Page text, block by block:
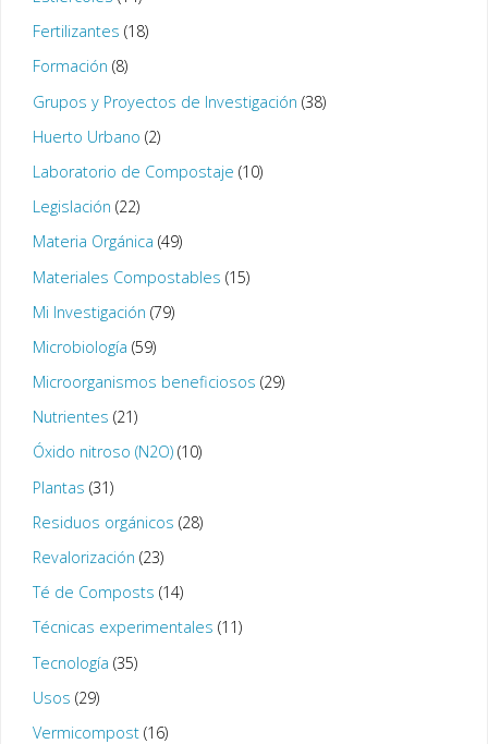
Fertilizantes (18)
Formación (8)
Grupos y Proyectos de Investigación (38)
Huerto Urbano (2)
Laboratorio de Compostaje (10)
Legislación (22)
Materia Orgánica (49)
Materiales Compostables (15)
Mi Investigación (79)
Microbiología (59)
Microorganismos beneficiosos (29)
Nutrientes (21)
Óxido nitroso (N2O)(10)
Plantas (31)
Residuos orgánicos (28)
Revalorización (23)
Té de Composts (14)
Técnicas experimentales (11)
Tecnología (35)
Usos (29)
Vermicompost(16)